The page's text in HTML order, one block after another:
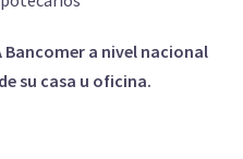
Bancomer a nivel nacional
su casa u oficina.